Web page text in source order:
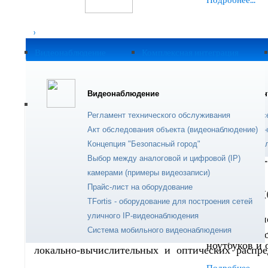
устранения
Подробнее...
Ремонт
ноутбуков и
›
Видеонаблюдение
Регламент технического обслуживания
Акт обследования объекта (видеонаблюдение)
Концепция "Безопасный город"
Выбор между аналоговой и цифровой (IP)
камерами (примеры видеозаписи)
Прайс-лист на оборудование
TFortis - оборудование для построения сетей
уличного IP-видеонаблюдения
Система мобильного видеонаблюдения
Комплексная
Корпоративные
Удалённое
Корпоративная
Вы здесь:
Опубликовано: 21 Август 2015 Просмотров: 7754
SONET
Скачать полную версию (*.pdf)
«Сонет Инвест» — торговая компания,
является одним из крупнейших поставщиков
локально-вычислительных и оптических